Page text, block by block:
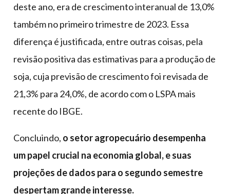
deste ano, era de crescimento interanual de 13,0%
também no primeiro trimestre de 2023. Essa
diferença é justificada, entre outras coisas, pela
revisão positiva das estimativas para a produção de
soja, cuja previsão de crescimento foi revisada de
21,3% para 24,0%, de acordo com o LSPA mais
recente do IBGE.
Concluindo, o setor agropecuário desempenha
um papel crucial na economia global, e suas
projeções de dados para o segundo semestre
despertam grande interesse.